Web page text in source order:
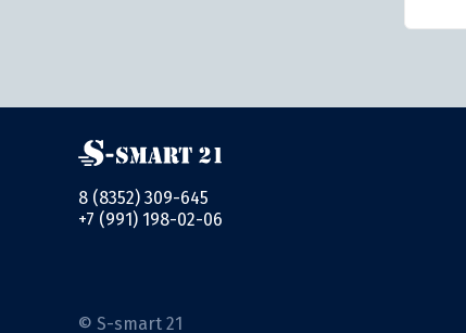
8 (8352) 309-645
+7 (991) 198-02-06
© S-smart 21